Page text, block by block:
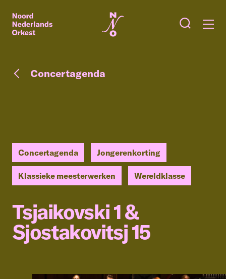
Concertagenda
Concertagenda Jongerenkorting
Klassieke meesterwerken Wereldklasse
Tsjaikovski 1 &
Sjostakovitsj 15